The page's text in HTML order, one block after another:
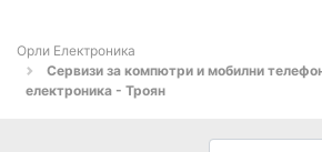
Орли Електроника
Сервизи за компютри и мобилни
електроника - Троян